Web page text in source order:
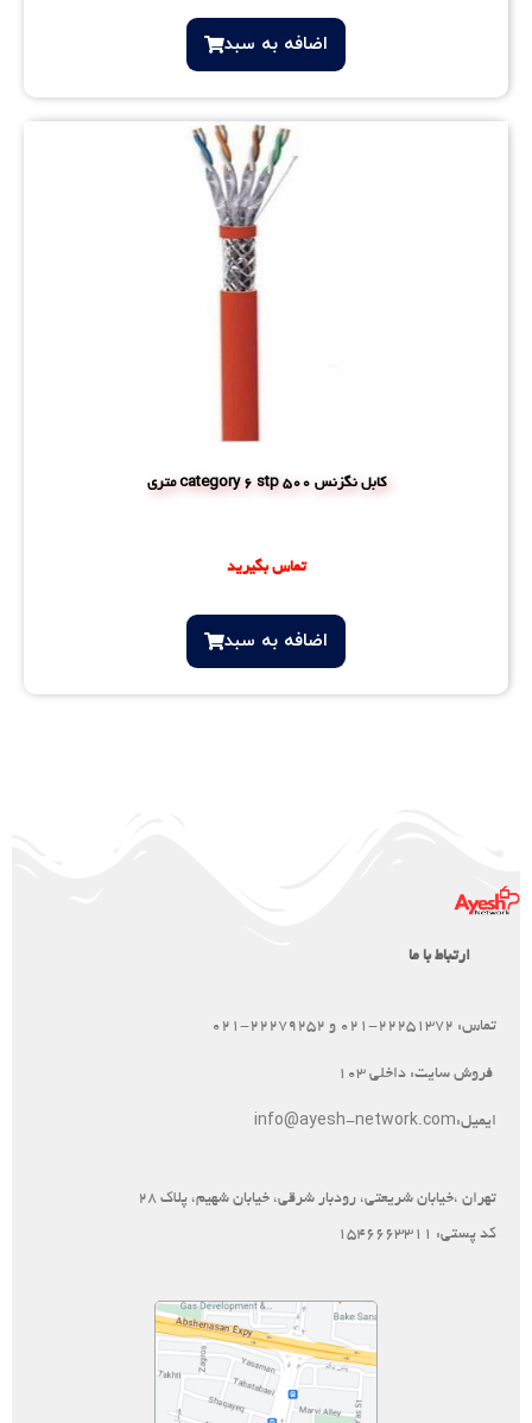
اضافه‌ به سبد
کابل نگزنس category 6 stp 500 متری
تماس بگیرید
اضافه‌ به سبد
ارتباط با ما
تماس: 22251372-021 و 021-22279252
فروش سایت: داخلی 103
ایمیل:info@ayesh-network.com
تهران ،خیابان شریعتی، رودبار شرقی، خیابان شهیم، پلاک 28
کد پستی: 1546663311